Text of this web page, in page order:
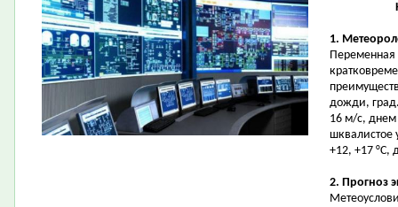
1.
Переменная
дожди,
16 м/с, днем
шквалистое
+12, +17 °С,
2. Прогноз